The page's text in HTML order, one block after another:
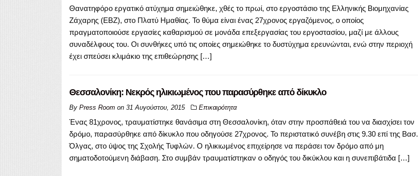
Θανατηφόρο εργατικό ατύχημα σημειώθηκε, χθές το πρωί, στο εργοστάσιο της Ελληνικής Βιομηχανίας
Ζάχαρης (ΕΒΖ), στο Πλατύ Ημαθίας. Το θύμα είναι ένας 27χρονος εργαζόμενος, ο οποίος
πραγματοποιούσε εργασίες καθαρισμού σε μονάδα επεξεργασίας του εργοστασίου, μαζί με άλλους
συναδέλφους του. Οι συνθήκες υπό τις οποίες σημειώθηκε το δυστύχημα ερευνώνται, ενώ στην περιοχή
έχει σπεύσει κλιμάκιο της επιθεώρησης […]
Θεσσαλονίκη: Νεκρός ηλικιωμένος που παρασύρθηκε από δίκυκλο
By Press Roomon 31 Αυγούστου, 2015 Επικαιρότητα
Ένας 81χρονος, τραυματίστηκε θανάσιμα στη Θεσσαλονίκη, όταν στην προσπάθειά του να διασχίσει τον
δρόμο, παρασύρθηκε από δίκυκλο που οδηγούσε 27χρονος. Το περιστατικό συνέβη στις 9.30 επί της Βασ.
Όλγας, στο ύψος της Σχολής Τυφλών. Ο ηλικιωμένος επιχείρησε να περάσει τον δρόμο από μη
σηματοδοτούμενη διάβαση. Στο συμβάν τραυματίστηκαν ο οδηγός του δικύκλου και η συνεπιβάτιδα […]